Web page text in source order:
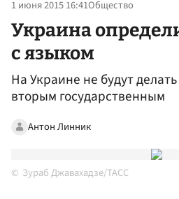
1 июня 2015 16:41Общество
Украина
с языком
На Украине не будут
вторым государственным
Антон Линник
Зураб Джавахадзе/ТАСС